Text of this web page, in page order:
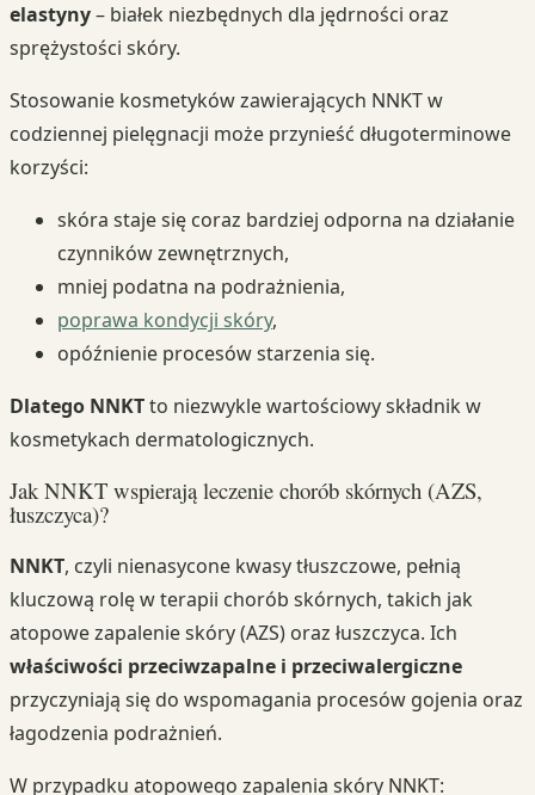
elastyny– białek niezbędnych dla jędrności oraz
sprężystości skóry.
Stosowanie kosmetyków zawierających NNKT w
codziennej pielęgnacji może przynieść długoterminowe
korzyści:
skóra staje się coraz bardziej odporna na działanie
czynników zewnętrznych,
mniej podatna na podrażnienia,
poprawa kondycji skóry,
opóźnienie procesów starzenia się.
Dlatego NNKTto niezwykle wartościowy składnik w
kosmetykach dermatologicznych.
Jak NNKT wspierają leczenie chorób skórnych (AZS,
łuszczyca)?
NNKT, czyli nienasycone kwasy tłuszczowe, pełnią
kluczową rolę w terapii chorób skórnych, takich jak
atopowe zapalenie skóry (AZS) oraz łuszczyca. Ich
właściwości przeciwzapalne i przeciwalergiczne
przyczyniają się do wspomagania procesów gojenia oraz
łagodzenia podrażnień.
W przypadku atopowego zapalenia skóry NNKT: